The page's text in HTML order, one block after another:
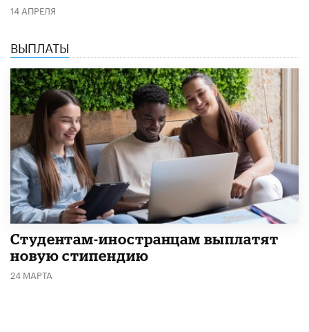
14 АПРЕЛЯ
ВЫПЛАТЫ
Студентам-иностранцам выплатят
новую стипендию
24 МАРТА